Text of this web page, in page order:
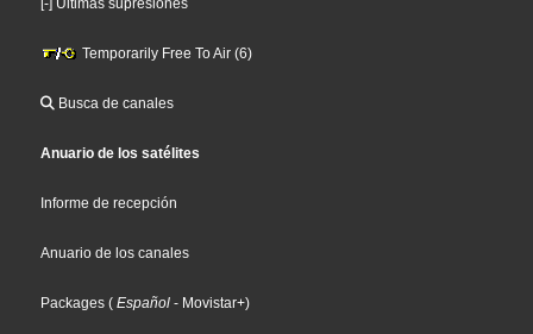
Temporarily Free To Air (6)
Busca de canales
Anuario de los satélites
Informe de recepción
Anuario de los canales
Packages ( Español - Movistar+)